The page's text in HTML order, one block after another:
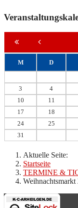
M D
3
4
10
11
17
18
24
25
31
Aktuelle Seite:
Startseite
TERMINE &